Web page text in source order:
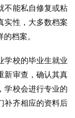
不能私自修复或粘
实性，大多数档案
档案。
学校的毕业生就业
新审查，确认其真
学校会进行专业的
补齐相应的资料后